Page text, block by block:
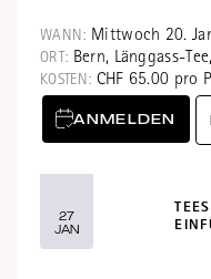
WANN: Mittwoch 20.
ORT: Bern, Länggass-
KOSTEN: CHF 65.00 pro
ANMELDEN
27
JAN